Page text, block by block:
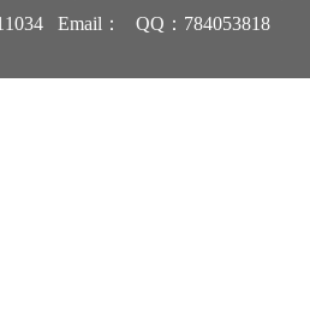
Email： QQ：784053818